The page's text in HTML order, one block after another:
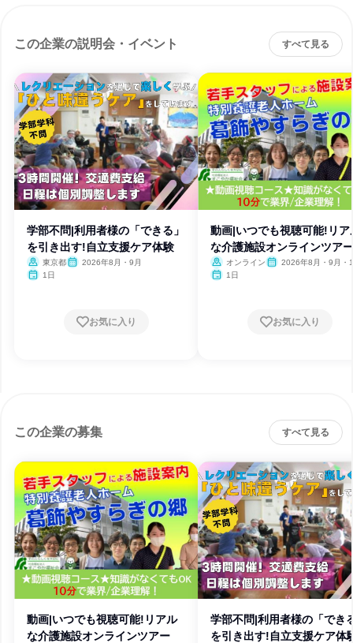
この企業の説明会・イベント すべて見る
学部不問|利用者様の「できる」
を引き出す!自立支援ケア体験
東京都
2026年8月・9月
1日
お気に入り
動画|いつでも視聴可能!リア
な介護施設オンラインツアー
オンライン
2026年8月・9月・
1日
お気に入り
この企業の募集 すべて見る
動画|いつでも視聴可能!リアル
な介護施設オンラインツアー
学部不問|利用者様の「でき
を引き出す!自立支援ケア体